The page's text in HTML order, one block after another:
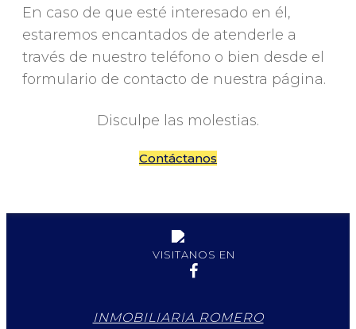
En caso de que esté interesado en él,
estaremos encantados de atenderle a
través de nuestro teléfono o bien desde el
formulario de contacto de nuestra página.
Disculpe las molestias.
Contáctanos
VISITANOS EN
INMOBILIARIA ROMERO